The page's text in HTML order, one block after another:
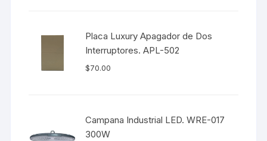
Placa Luxury Apagador de Dos
Interruptores. APL-502
$70.00
Campana Industrial LED. WRE-017
300W